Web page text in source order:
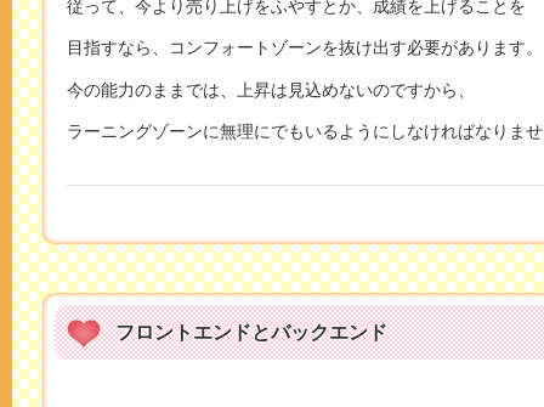
従って、今より売り上げをふやすとか、成績を上げることを
目指すなら、コンフォートゾーンを抜け出す必要があります。
今の能力のままでは、上昇は見込めないのですから、
ラーニングゾーンに無理にでもいるようにしなければなりま
フロントエンドとバックエンド